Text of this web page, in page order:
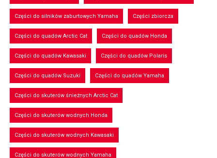
Części do silników zaburtowych Yamaha Części zbiorcza
Części do quadów Arctic Cat Części do quadów Honda
Części do quadów Kawasaki Części do quadów Polaris
Części do quadów Suzuki Części do quadów Yamaha
Części do skuterów śnieżnych Arctic Cat
Części do skuterów wodnych Honda
Części do skuterów wodnych Kawasaki
Części do skuterów wodnych Yamaha